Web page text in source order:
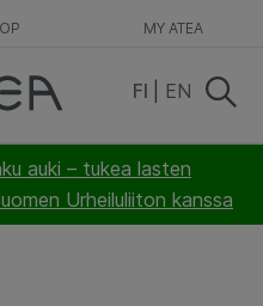
MY ATEA
auki – tukea lasten
Urheiluliiton kanssa
FI EN